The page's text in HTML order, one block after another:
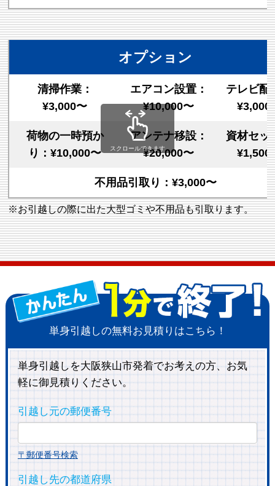
オプション
清掃作業：
¥3,000〜
エアコン設置：
¥10,000〜
テレビ配
¥3,000
荷物の一時預か
り：¥10,000〜
アンテナ移設：
¥20,000〜
資材セッ
¥1,500
不用品引取り：¥3,000〜
スクロールできます
※お引越しの際に出た大型ゴミや不用品も引取ります。
単身引越しの無料お見積りはこちら！
単身引越しを大阪狭山市発着でお考えの方、お気
軽に御見積りください。
引越し元の郵便番号
〒郵便番号検索
引越し先の都道府県